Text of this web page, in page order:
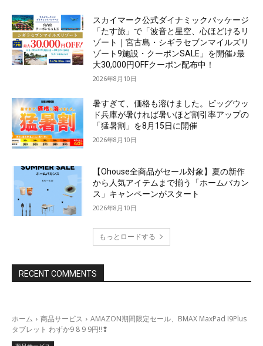
スカイマーク公式ダイナミックパッケージ
「たす旅」で「波音と星空、心ほどけるリ
ゾート｜宮古島・シギラセブンマイルズリ
ゾート9施設・クーポンSALE」を開催♪最
大30,000円OFFクーポン配布中！
2026年8月10日
暑すぎて、価格も溶けました。ビッグウッ
ド兵庫が暑ければ暑いほど割引率アップの
「猛暑割」を8月15日に開催
2026年8月10日
【Ohouse全商品がセール対象】夏の新作
から人気アイテムまで揃う「ホームバカン
ス」キャンペーンがスタート
2026年8月10日
もっとロードする
RECENT COMMENTS